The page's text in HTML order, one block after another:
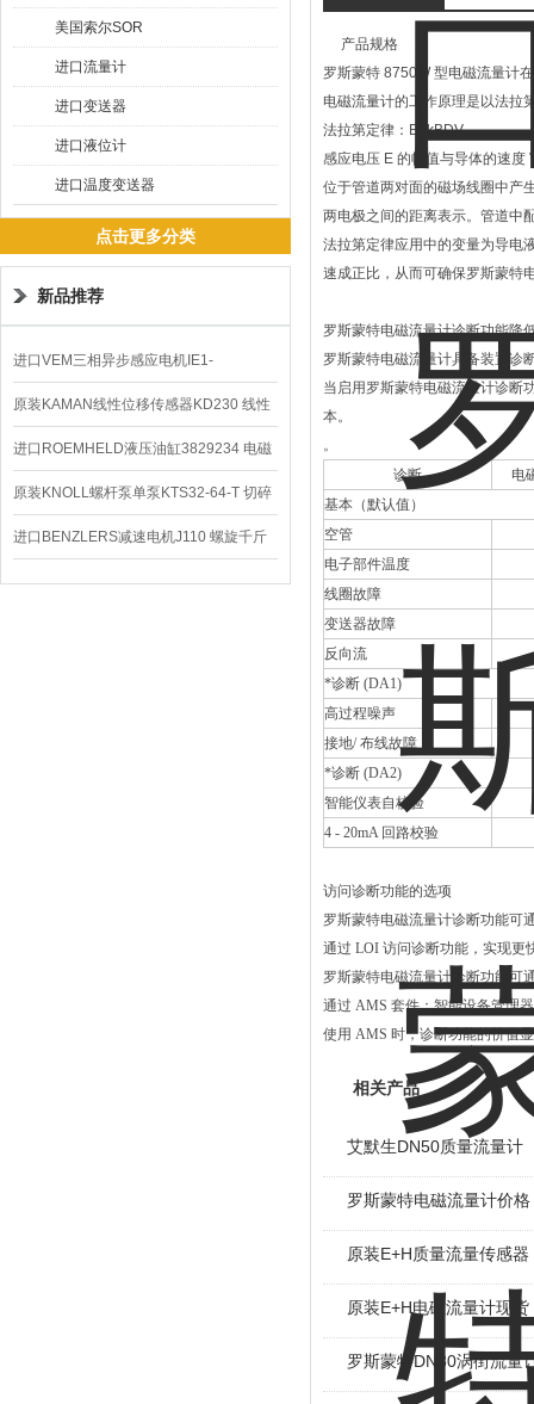
美国索尔SOR
进口流量计
进口变送器
进口液位计
进口温度变送器
点击更多分类
新品推荐
进口VEM三相异步感应电机IE1-
K21R80G4马达
原装KAMAN线性位移传感器KD230 线性
编码器
进口ROEMHELD液压油缸3829234 电磁
阀定位器
原装KNOLL螺杆泵单泵KTS32-64-T 切碎
排屑机
进口BENZLERS减速电机J110 螺旋千斤
顶BD-58
产品规格
罗斯蒙特 8750W 型电磁流量计
电磁流量计的工作原理是以法拉
法拉第定律：E=kBDV
感应电压 E 的幅值与导体的速度
位于管道两对面的磁场线圈中产
两电极之间的距离表示。管道中
法拉第定律应用中的变量为导电
速成正比，从而可确保罗斯蒙特
罗斯蒙特电磁流量计诊断功能降
罗斯蒙特电磁流量计具备装置诊
当启用罗斯蒙特电磁流量计诊断
本。
。
诊断
电
基本（默认值）
空管
电子部件温度
线圈故障
变送器故障
反向流
*诊断 (DA1)
高过程噪声
接地/布线故障
*诊断 (DA2)
智能仪表自校验
4 - 20mA 回路校验
访问诊断功能的选项
罗斯蒙特电磁流量计诊断功能可
通过 LOI 访问诊断功能，实现更
罗斯蒙特电磁流量计诊断功能可
通过 AMS 套件：智能设备管理
使用 AMS 时，诊断功能的价值
相关产品
艾默生DN50质量流量计
罗斯蒙特电磁流量计价格
原装E+H质量流量传感器
原装E+H电磁流量计现货
罗斯蒙特DN80涡街流量